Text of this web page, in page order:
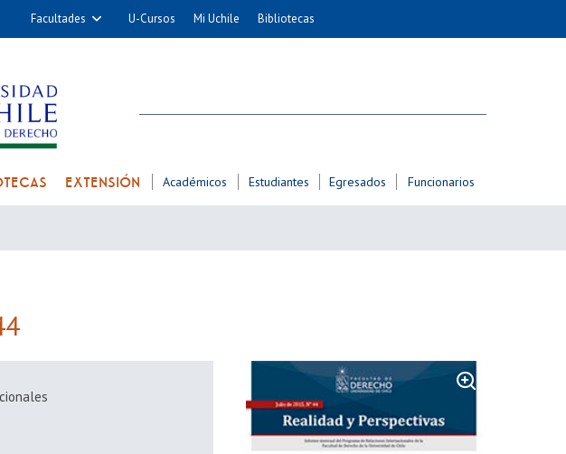
Facultades
Cs. Químicas y Farmacéuticas
Medicina
Odontología
U-Cursos Mi Uchile Bibliotecas
EXTENSIÓN Académicos Estudiantes Egresados Funcionarios